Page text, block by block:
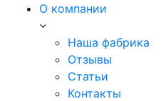
О компании
Наша фабрика
Отзывы
Статьи
Контакты